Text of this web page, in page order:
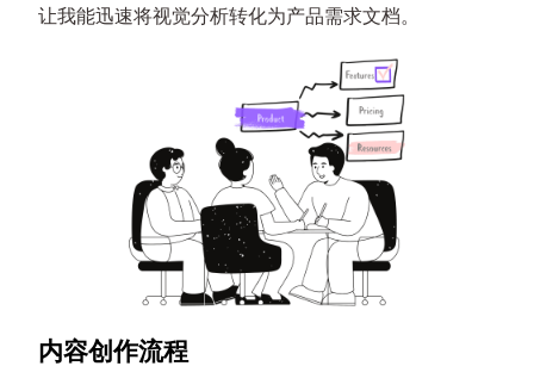
让我能迅速将视觉分析转化为产品需求文档。
内容创作流程